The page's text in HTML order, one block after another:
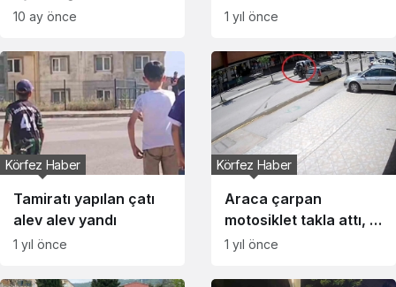
bıçaklayarak ağır
10 ay önce 1 yıl önce
Tamiratı yapılan çatı
alev alev yandı
Körfez Haber
1 yıl önce
Araca çarpan
motosiklet takla attı, 1
kişi yaralandı
Körfez Haber
1 yıl önce